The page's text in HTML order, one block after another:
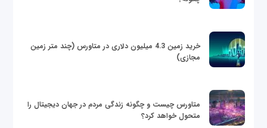
خرید زمین 4.3 میلیون دلاری در متاورس (چند متر زمین
مجازی)
متاورس چیست و چگونه زندگی مردم در جهان دیجیتال را
متحول خواهد کرد؟